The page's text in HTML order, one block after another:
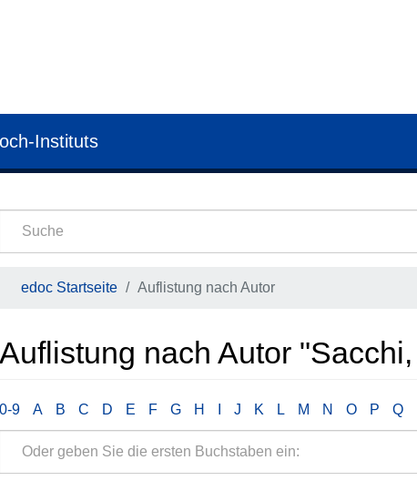
Instituts
edoc Startseite Auflistung nach Autor
Auflistung nach Autor
0-9 A B C D E F G H J K L M N O P Q